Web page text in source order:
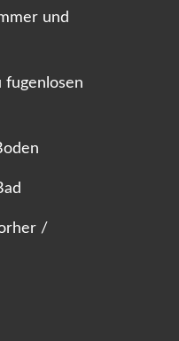
und
fugenlosen
/